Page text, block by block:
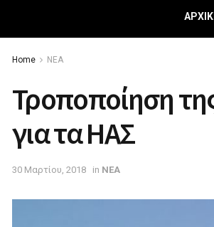
Home ΝΕΑ
Τροποποίηση
για τα ΗΑΣ
30 Μαρτίου, 2018 in ΝΕΑ